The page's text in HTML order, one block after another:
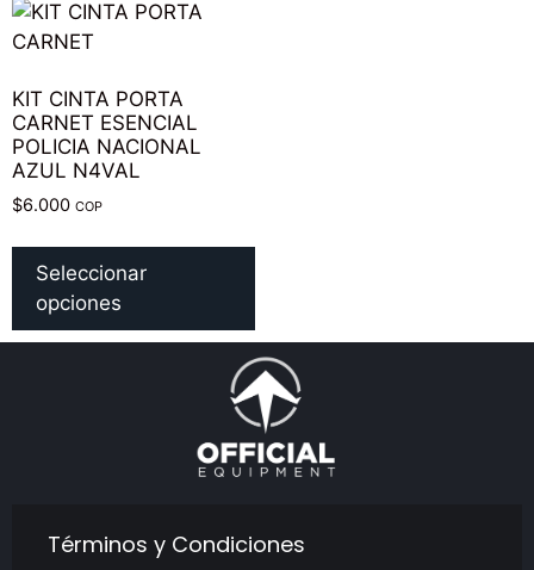
KIT CINTA PORTA
CARNET ESENCIAL
POLICIA NACIONAL
AZUL N4VAL
$6.000 COP
Seleccionar
opciones
Términos y Condiciones